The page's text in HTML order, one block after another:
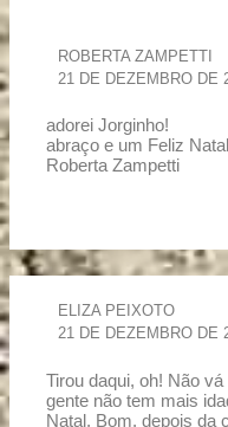
ROBERTA ZAMPETTI
21 DE DEZEMBRO DE
adorei Jorginho!
abraço e um Feliz Natal
Roberta Zampetti
ELIZA PEIXOTO
21 DE DEZEMBRO DE
Tirou daqui, oh! Não
gente não tem mais
Natal. Bom, depois da